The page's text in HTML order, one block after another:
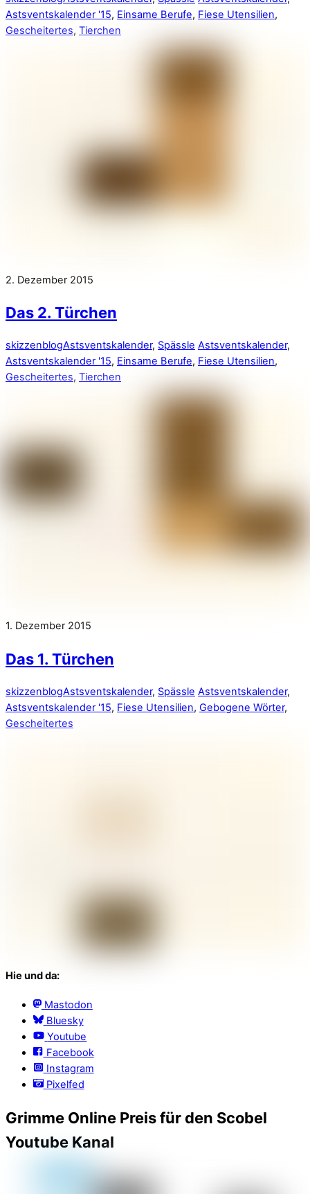
Astsventskalender '15, Einsame Berufe, Fiese Utensilien,
Gescheitertes, Tierchen
2. Dezember 2015
Das 2. Türchen
skizzenblogAstsventskalender, Spässle Astsventskalender,
Astsventskalender '15, Einsame Berufe, Fiese Utensilien,
Gescheitertes, Tierchen
1. Dezember 2015
Das 1. Türchen
skizzenblogAstsventskalender, Spässle Astsventskalender,
Astsventskalender '15, Fiese Utensilien, Gebogene Wörter,
Gescheitertes
Hie und da:
Mastodon
Bluesky
Youtube
Facebook
Instagram
Pixelfed
Grimme Online Preis für den Scobel
Youtube Kanal